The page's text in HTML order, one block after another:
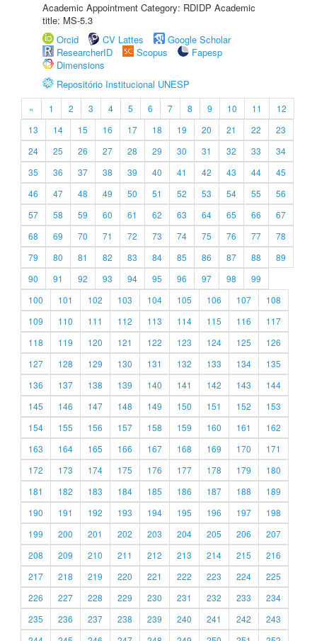
Academic Appointment Category: RDIDP Academic
title: MS-5.3
Orcid
CV Lattes
Google Scholar
ResearcherID
Scopus
Fapesp
Dimensions
Repositório Institucional UNESP
« 1 2 3 4 5 6 7 8 9 10 11
12
13
14 15 16 17 18 19 20 21 22
23
24
25 26 27 28 29 30 31 32 33
34
35
36 37 38 39 40 41 42 43 44
45
46
47 48 49 50 51 52 53 54 55
56
57
58 59 60 61 62 63 64 65 66
67
68
69 70 71 72 73 74 75 76 77
78
79
80 81 82 83 84 85 86 87 88
89
90
91 92 93 94 95 96 97 98
99
100
101 102 103 104 105 106 107
108
109
110 111 112 113 114 115 116
117
118
119 120 121 122 123 124 125
126
127
128 129 130 131 132 133 134
135
136
137 138 139 140 141 142 143
144
145
146 147 148 149 150 151 152
153
154
155 156 157 158 159 160 161
162
163
164 165 166 167 168 169 170
171
172
173 174 175 176 177 178 179
180
181
182 183 184 185 186 187 188
189
190
191 192 193 194 195 196 197
198
199
200 201 202 203 204 205 206
207
208
209 210 211 212 213 214 215
216
217
218 219 220 221 222 223 224
225
226
227 228 229 230 231 232 233
234
235
236 237 238 239 240 241 242
243